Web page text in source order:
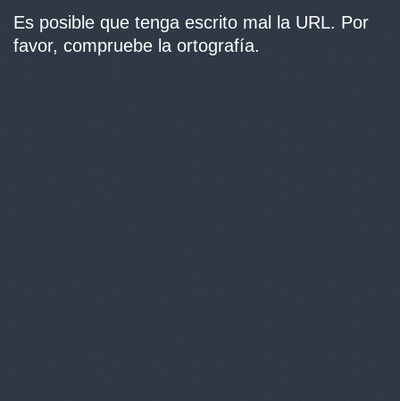
Es posible que tenga escrito mal la URL. Por
favor, compruebe la ortografía.